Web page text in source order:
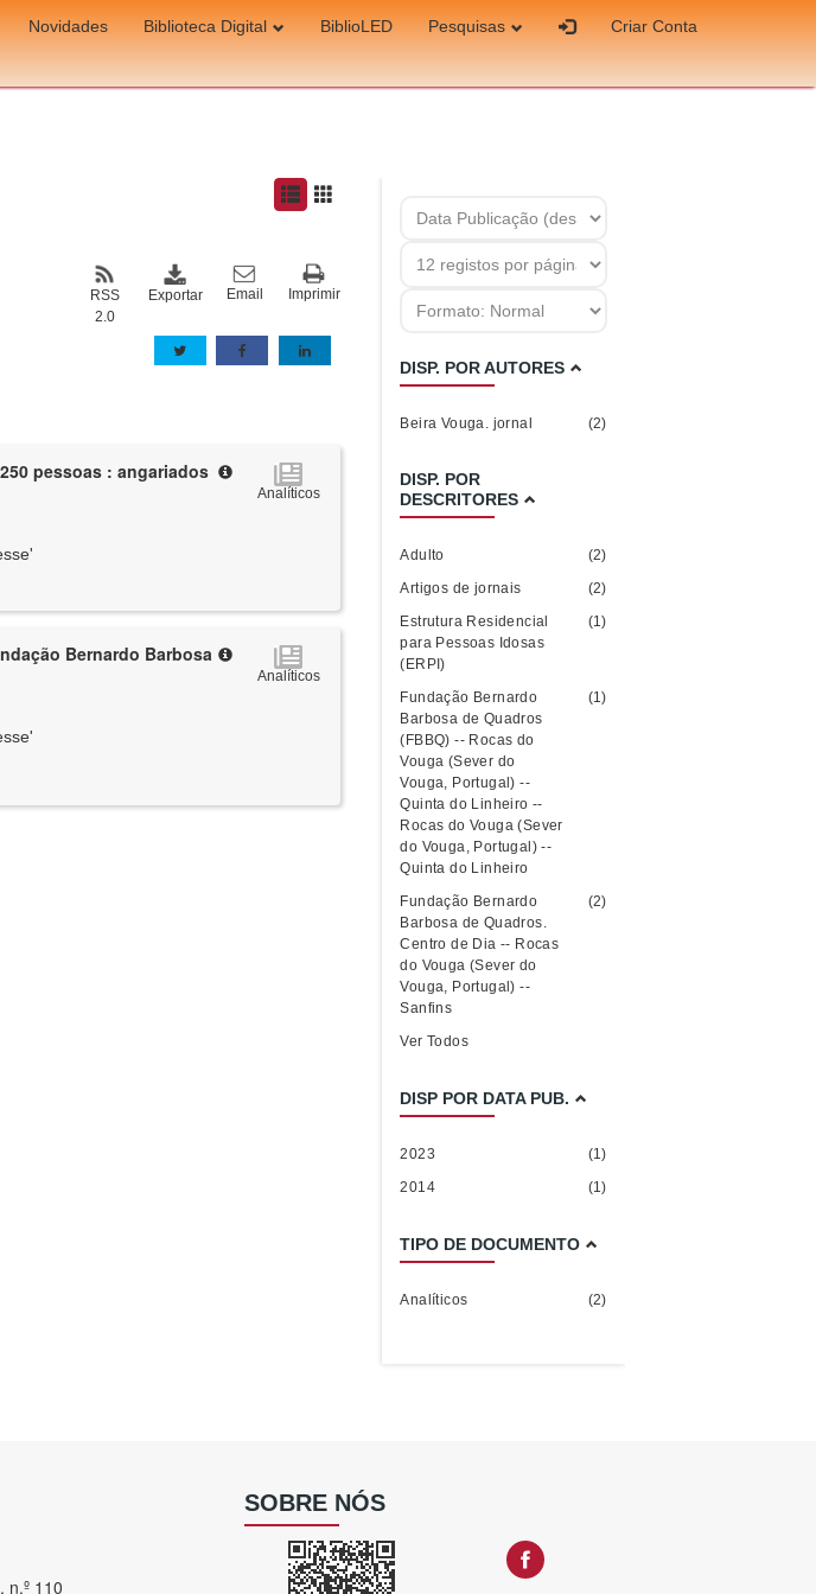
Novidades Biblioteca Digital BiblioLED Pesquisas
Criar Conta
Imprimir
Email
Exportar
RSS
2.0
pessoas : angariados
Analíticos
Bernardo Barbosa
Analíticos
DISP. POR AUTORES
Beira Vouga. jornal (2)
DISP. POR
DESCRITORES
Adulto
(2)
Artigos de jornais
(2)
Estrutura Residencial
para Pessoas Idosas
(ERPI)
(1)
Fundação Bernardo
Barbosa de Quadros
(FBBQ) -- Rocas do
Vouga (Sever do
Vouga, Portugal) --
Quinta do Linheiro --
Rocas do Vouga (Sever
do Vouga, Portugal) --
Quinta do Linheiro
(1)
Fundação Bernardo
Barbosa de Quadros.
Centro de Dia -- Rocas
do Vouga (Sever do
Vouga, Portugal) --
Sanfins
(2)
Ver Todos
DISP POR DATA PUB.
2023
(1)
2014
(1)
TIPO DE DOCUMENTO
Analíticos (2)
n.º 110
SOBRE NÓS